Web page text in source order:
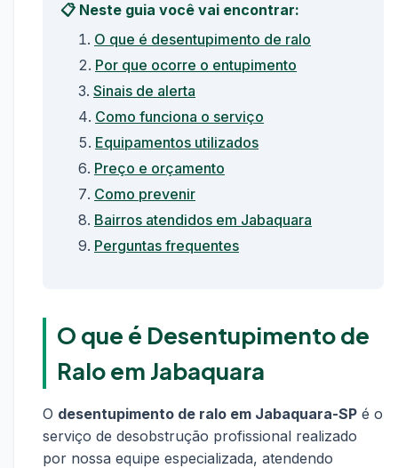
📋 Neste guia você vai encontrar:
O que é desentupimento de ralo
Por que ocorre o entupimento
Sinais de alerta
Como funciona o serviço
Equipamentos utilizados
Preço e orçamento
Como prevenir
Bairros atendidos em Jabaquara
Perguntas frequentes
O que é Desentupimento de
Ralo em Jabaquara
O desentupimento de ralo em Jabaquara-SP é o
serviço de desobstrução profissional realizado
por nossa equipe especializada, atendendo